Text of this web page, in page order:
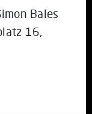
Bales
16,